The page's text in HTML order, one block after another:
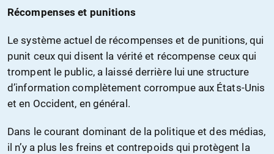
Récompenses et punitions
Le système actuel de récompenses et de punitions, qui
punit ceux qui disent la vérité et récompense ceux qui
trompent le public, a laissé derrière lui une structure
d’information complètement corrompue aux États-Unis
et en Occident, en général.
Dans le courant dominant de la politique et des médias,
il n’y a plus les freins et contrepoids qui protègent la